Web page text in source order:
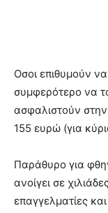
Οσοι επιθυμούν
συμφερότερο να
ασφαλιστούν
155 ευρώ (για
Παράθυρο για
ανοίγει σε
επαγγελματίες